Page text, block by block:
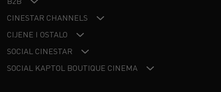
CINESTAR CHANNELS
CIJENE I OSTALO
SOCIAL CINESTAR
SOCIAL KAPTOL BOUTIQUE CINEMA